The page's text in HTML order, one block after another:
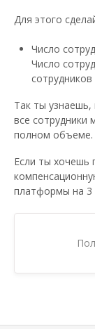
Для этого
Число
Число
сотрудников
Так ты
все сотрудники
полном объеме.
Если ты хочешь
платформы на 3